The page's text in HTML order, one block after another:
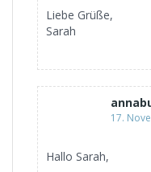
Liebe Grüße,
Sarah
17.
Hallo Sarah,